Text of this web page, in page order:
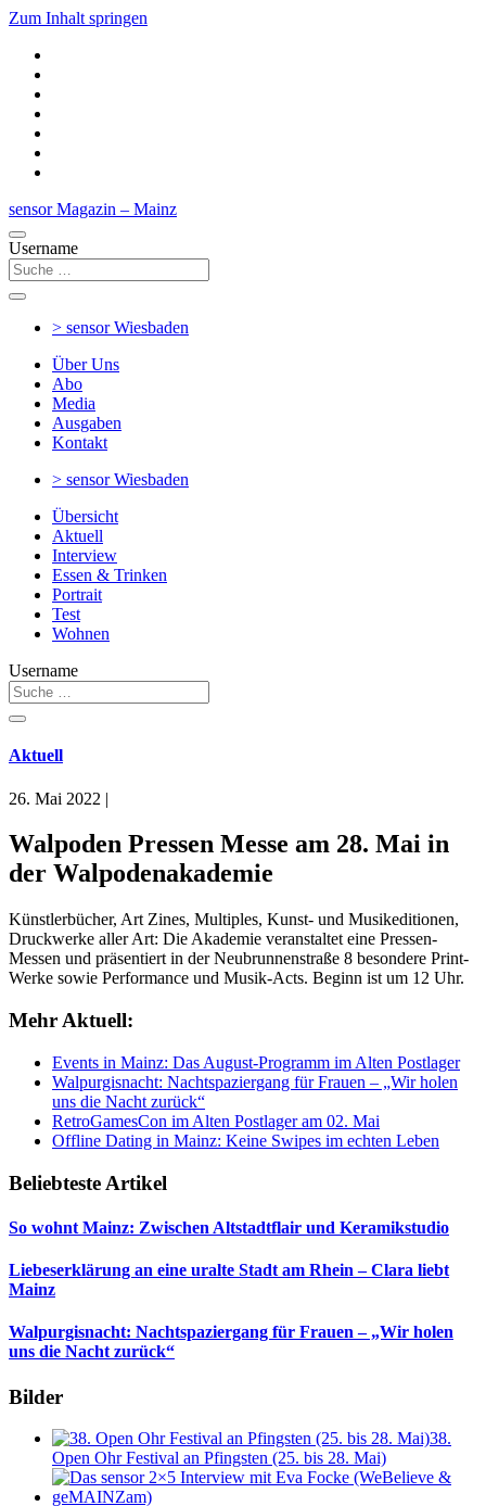
Zum Inhalt springen
sensor Magazin – Mainz
Username
> sensorWiesbaden
Über Uns
Abo
Media
Ausgaben
Kontakt
> sensorWiesbaden
Übersicht
Aktuell
Interview
Essen & Trinken
Portrait
Test
Wohnen
Username
Aktuell
26. Mai 2022 |
Walpoden Pressen Messe am 28. Mai in
der Walpodenakademie
Künstlerbücher, Art Zines, Multiples, Kunst- und Musikeditionen,
Druckwerke aller Art: Die Akademie veranstaltet eine Pressen-
Messen und präsentiert in der Neubrunnenstraße 8 besondere Print-
Werke sowie Performance und Musik-Acts. Beginn ist um 12 Uhr.
Mehr Aktuell:
Events in Mainz: Das August-Programm im Alten Postlager
Walpurgisnacht: Nachtspaziergang für Frauen – „Wir holen
uns die Nacht zurück“
RetroGamesCon im Alten Postlager am 02. Mai
Offline Dating in Mainz: Keine Swipes im echten Leben
Beliebteste Artikel
So wohnt Mainz: Zwischen Altstadtflair und Keramikstudio
Liebeserklärung an eine uralte Stadt am Rhein – Clara liebt
Mainz
Walpurgisnacht: Nachtspaziergang für Frauen – „Wir holen
uns die Nacht zurück“
Bilder
38.
Open Ohr Festival an Pfingsten (25. bis 28. Mai)